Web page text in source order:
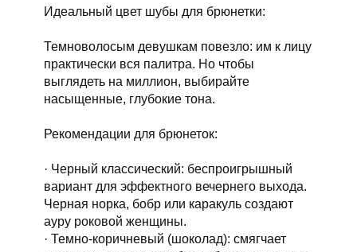
Идеальный цвет шубы для брюнетки:
Темноволосым девушкам повезло: им к лицу
практически вся палитра. Но чтобы
выглядеть на миллион, выбирайте
насыщенные, глубокие тона.
Рекомендации для брюнеток:
· Черный классический: беспроигрышный
вариант для эффектного вечернего выхода.
Черная норка, бобр или каракуль создают
ауру роковой женщины.
· Темно-коричневый (шоколад): смягчает